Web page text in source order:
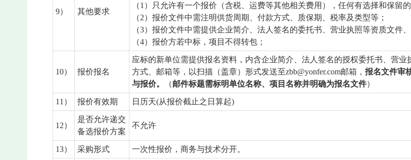
9） 其他要求
（1）只允许有一个报价（含税、运费等其他相关费用），任何有选择和保留
（2）报价文件中需注明供货周期、付款方式、质保期、税率及类型等；
（3）报价文件中需提供企业简介、法人签名的委托书、营业执照等资质文件
（4）报价方若中标，项目不得转包；
10） 报价报名
应标的新单位需提供报名资料，内含企业简介、法人签名的授权委托书、营
方式、邮箱等，以扫描（盖章）形式发送至zbb@yonfer.com邮箱， 报名文件审
与报价。
（邮件标题需标明单位名称、项目名称并明确为报名文件）
11） 报价有效期 日历天(从报价截止之日算起)
12）
是否允许递交
备选报价方案
不允许
13） 采购形式 一次性报价，商务与技术分开。